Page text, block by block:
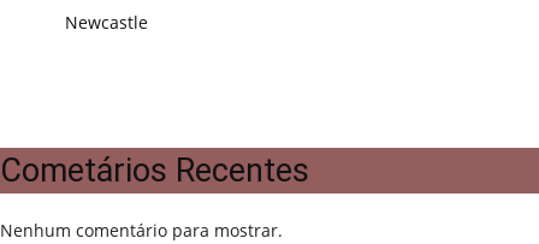
Newcastle
Cometários Recentes
Nenhum comentário para mostrar.